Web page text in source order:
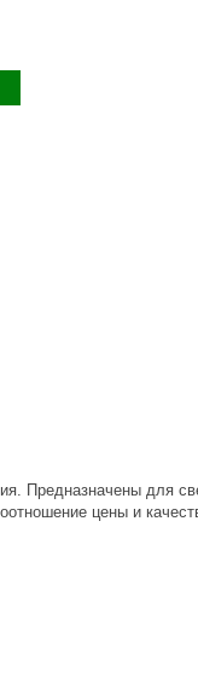
Предназначены для
цены и